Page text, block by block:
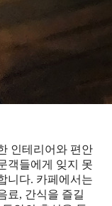
인테리어와 편안
객들에게 잊지 못
니다. 카페에서는
료, 간식을 즐길